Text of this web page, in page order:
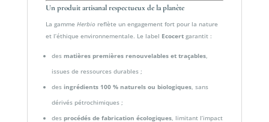
Un produit artisanal respectueux de la planète
La gamme Herbio reflète un engagement fort pour la nature
et l’éthique environnementale. Le label Ecocertgarantit :
des matières premières renouvelables et traçables,
issues de ressources durables ;
des ingrédients 100 % naturels ou biologiques, sans
dérivés pétrochimiques ;
des procédés de fabrication écologiques, limitant l’impact